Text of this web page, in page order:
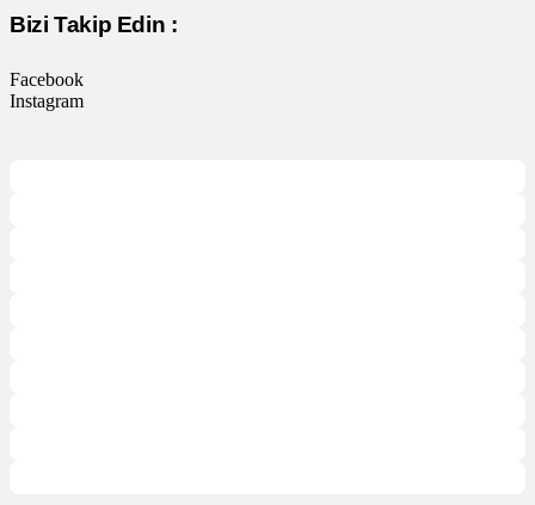
Bizi Takip Edin :
Facebook
Instagram